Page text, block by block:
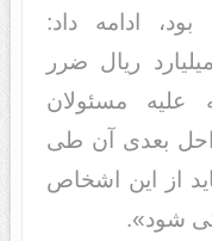
از سال ٩٢ تا ٩۴» بود، ادامه داد:
با خواسته ۵٢ میلیارد ریال ضرر
علیه مسئولان
بعدی آن طی
از این اشخاص
شود».